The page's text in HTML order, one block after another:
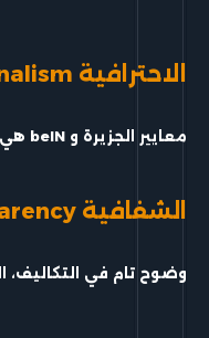
الاحترافية Professionalism:
معايير الجزيرة و beIN هي ا
الشفافية Transparency:
وضوح تام في التكاليف،